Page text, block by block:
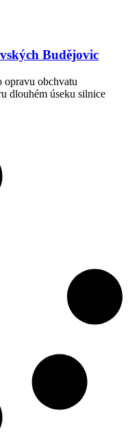
Budějovic
obchvatu
dlouhém úseku silnice